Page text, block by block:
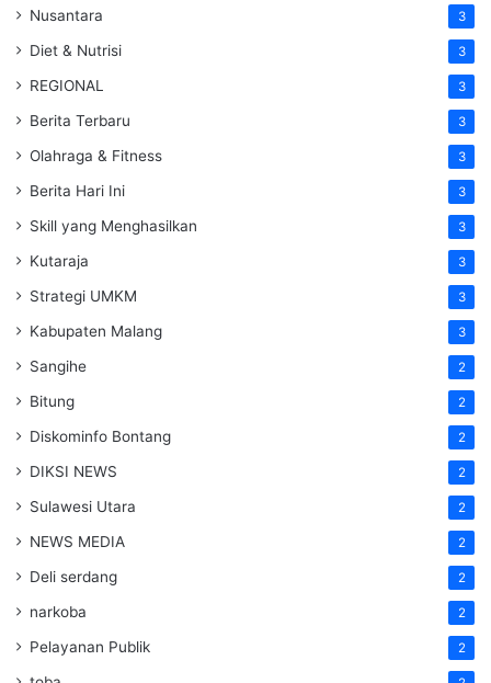
Nusantara 3
Diet & Nutrisi 3
REGIONAL 3
Berita Terbaru 3
Olahraga & Fitness 3
Berita Hari Ini 3
Skill yang Menghasilkan 3
Kutaraja 3
Strategi UMKM 3
Kabupaten Malang 3
Sangihe 2
Bitung 2
Diskominfo Bontang 2
DIKSI NEWS 2
Sulawesi Utara 2
NEWS MEDIA 2
Deli serdang 2
narkoba 2
Pelayanan Publik 2